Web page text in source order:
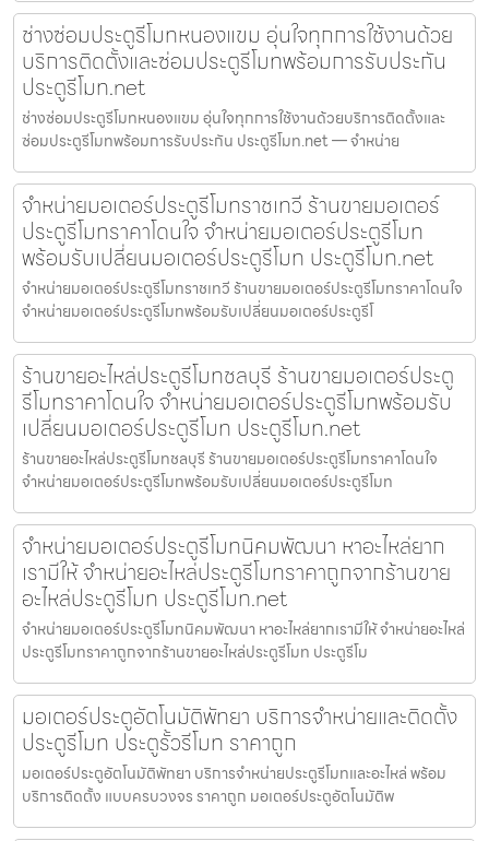
ช่างซ่อมประตูรีโมทหนองแขม อุ่นใจทุกการใช้งานด้วย
บริการติดตั้งและซ่อมประตูรีโมทพร้อมการรับประกัน
ประตูรีโมท.net
ช่างซ่อมประตูรีโมทหนองแขม อุ่นใจทุกการใช้งานด้วยบริการติดตั้งและ
ซ่อมประตูรีโมทพร้อมการรับประกัน ประตูรีโมท.net — จำหน่าย
จำหน่ายมอเตอร์ประตูรีโมทราชเทวี ร้านขายมอเตอร์
ประตูรีโมทราคาโดนใจ จำหน่ายมอเตอร์ประตูรีโมท
พร้อมรับเปลี่ยนมอเตอร์ประตูรีโมท ประตูรีโมท.net
จำหน่ายมอเตอร์ประตูรีโมทราชเทวี ร้านขายมอเตอร์ประตูรีโมทราคาโดนใจ
จำหน่ายมอเตอร์ประตูรีโมทพร้อมรับเปลี่ยนมอเตอร์ประตูรีโ
ร้านขายอะไหล่ประตูรีโมทชลบุรี ร้านขายมอเตอร์ประตู
รีโมทราคาโดนใจ จำหน่ายมอเตอร์ประตูรีโมทพร้อมรับ
เปลี่ยนมอเตอร์ประตูรีโมท ประตูรีโมท.net
ร้านขายอะไหล่ประตูรีโมทชลบุรี ร้านขายมอเตอร์ประตูรีโมทราคาโดนใจ
จำหน่ายมอเตอร์ประตูรีโมทพร้อมรับเปลี่ยนมอเตอร์ประตูรีโมท
จำหน่ายมอเตอร์ประตูรีโมทนิคมพัฒนา หาอะไหล่ยาก
เรามีให้ จำหน่ายอะไหล่ประตูรีโมทราคาถูกจากร้านขาย
อะไหล่ประตูรีโมท ประตูรีโมท.net
จำหน่ายมอเตอร์ประตูรีโมทนิคมพัฒนา หาอะไหล่ยากเรามีให้ จำหน่ายอะไหล่
ประตูรีโมทราคาถูกจากร้านขายอะไหล่ประตูรีโมท ประตูรีโม
มอเตอร์ประตูอัตโนมัติพัทยา บริการจำหน่ายและติดตั้ง
ประตูรีโมท ประตูรั้วรีโมท ราคาถูก
มอเตอร์ประตูอัตโนมัติพัทยา บริการจำหน่ายประตูรีโมทและอะไหล่ พร้อม
บริการติดตั้ง แบบครบวงจร ราคาถูก มอเตอร์ประตูอัตโนมัติพ